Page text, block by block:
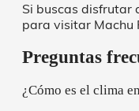
Si buscas disfrutar
para visitar Machu
Preguntas
¿Cómo es el clima